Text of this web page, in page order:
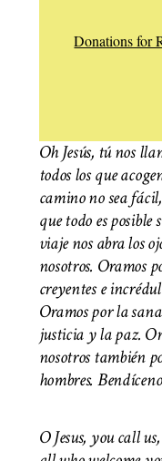
Donations for
Oh Jesús, tú nos
todos los que
camino no sea
que todo es
viaje nos abra los
nosotros. Oramos
creyentes e
Oramos por la
justicia y la paz.
nosotros también
hombres.
O Jesus, you call